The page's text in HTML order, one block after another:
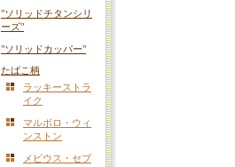
"ソリッドチタンシリ
ーズ"
"ソリッドカッパー"
たばこ柄
ラッキーストラ
イク
マルボロ・ウィ
ンストン
メビウス・セブ